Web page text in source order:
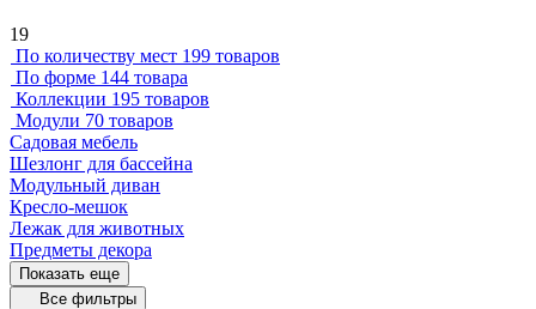
19
По количеству мест 199 товаров
По форме 144 товара
Коллекции 195 товаров
Модули 70 товаров
Садовая мебель
Шезлонг для бассейна
Модульный диван
Кресло-мешок
Лежак для животных
Предметы декора
Показать еще
Все фильтры